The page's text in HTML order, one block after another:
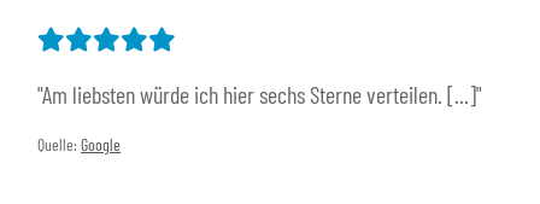
"Am liebsten würde ich hier sechs Sterne verteilen. [...]"
Quelle: Google